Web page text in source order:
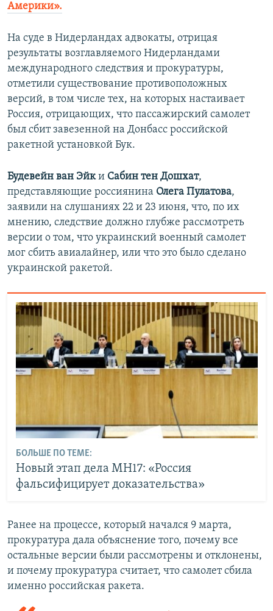
Америки».
На суде в Нидерландах адвокаты, отрицая
результаты возглавляемого Нидерландами
международного следствия и прокуратуры,
отметили существование противоположных
версий, в том числе тех, на которых настаивает
Россия, отрицающих, что пассажирский самолет
был сбит завезенной на Донбасс российской
ракетной установкой Бук.
Будевейн ван Эйки Сабин тен Дошхат,
представляющие россиянина Олега Пулатова,
заявили на слушаниях 22 и 23 июня, что, по их
мнению, следствие должно глубже рассмотреть
версии о том, что украинский военный самолет
мог сбить авиалайнер, или что это было сделано
украинской ракетой.
БОЛЬШЕ ПО ТЕМЕ:
Новый этап дела MH17: «Россия
фальсифицирует доказательства»
Ранее на процессе, который начался 9 марта,
прокуратура дала объяснение того, почему все
остальные версии были рассмотрены и отклонены,
и почему прокуратура считает, что самолет сбила
именно российская ракета.